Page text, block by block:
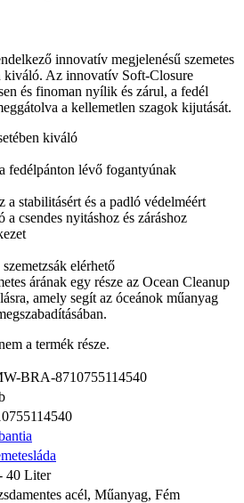
innovatív megjelenésű szemetes
kiváló. Az innovatív Soft-Closure
és finoman nyílik és zárul, a fedél
a kellemetlen szagok kijutását.
kiváló
fedélpánton lévő fogantyúnak
a stabilitásért és a padló védelméért
csendes nyitáshoz és záráshoz
elérhető
árának egy része az Ocean Cleanup
amely segít az óceánok műanyag
a termék része.
BRA-8710755114540
40 Liter
acél, Műanyag, Fém